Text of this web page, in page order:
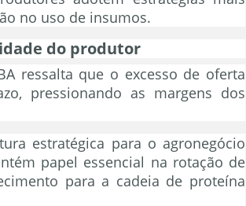
no uso de insumos.
do produtor
ressalta que o excesso de oferta
pressionando as margens dos
estratégica para o agronegócio
papel essencial na rotação de
para a cadeia de proteína